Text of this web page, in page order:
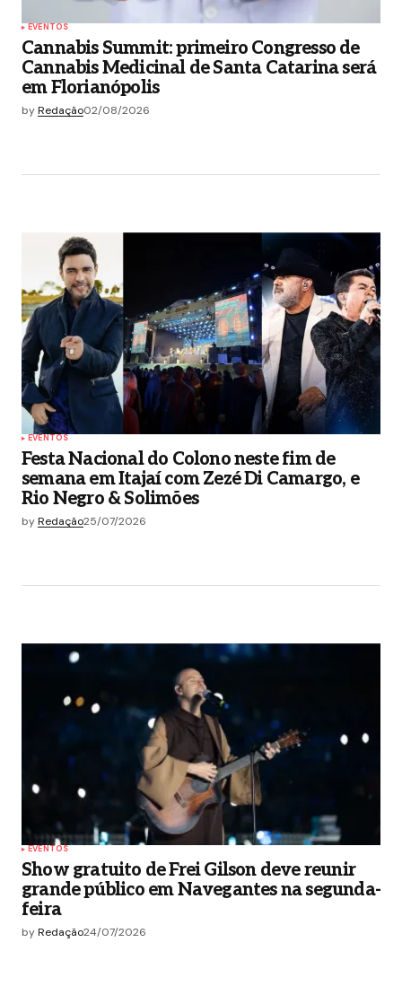
EVENTOS
Cannabis Summit: primeiro Congresso de
Cannabis Medicinal de Santa Catarina será
em Florianópolis
byRedação02/08/2026
EVENTOS
Festa Nacional do Colono neste fim de
semana em Itajaí com Zezé Di Camargo, e
Rio Negro & Solimões
byRedação25/07/2026
EVENTOS
Show gratuito de Frei Gilson deve reunir
grande público em Navegantes na segunda-
feira
byRedação24/07/2026